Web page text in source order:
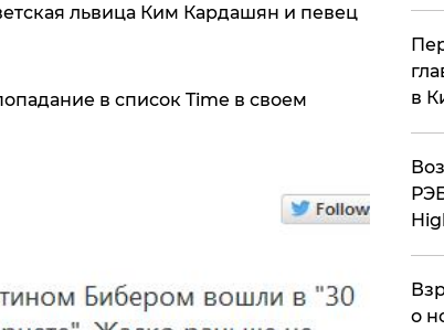
львица Ким Кардашян и певец
в список Time в своем
в
о